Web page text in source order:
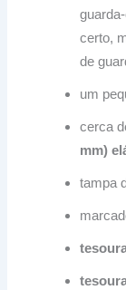
certo,
de
um
cerca
mm)
tampa